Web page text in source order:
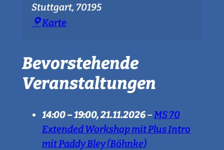
Stuttgart, 70195
KarteBürgerhaus
Bevorstehende
Veranstaltungen
14:00–19:00,21.11.2026– MS 70
Extended Workshop mit Plus Intro
mit Paddy Bley (Böhnke)